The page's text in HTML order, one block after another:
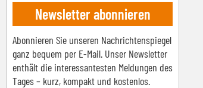
Newsletter abonnieren
Abonnieren Sie unseren Nachrichtenspiegel
ganz bequem per E-Mail. Unser Newsletter
enthält die interessantesten Meldungen des
Tages – kurz, kompakt und kostenlos.